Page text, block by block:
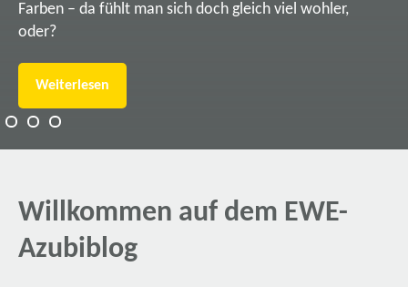
Farben – da fühlt man sich doch gleich viel wohler,
oder?
Weiterlesen
Willkommen auf dem EWE-
Azubiblog